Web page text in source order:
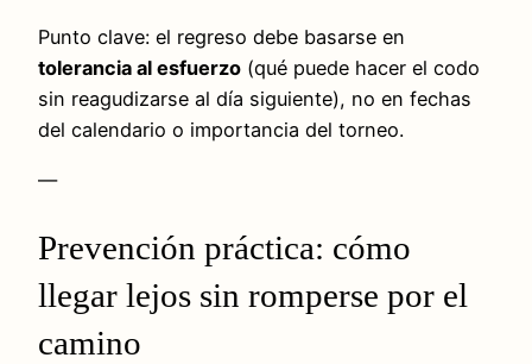
Punto clave: el regreso debe basarse en
tolerancia al esfuerzo (qué puede hacer el codo
sin reagudizarse al día siguiente), no en fechas
del calendario o importancia del torneo.
—
Prevención práctica: cómo
llegar lejos sin romperse por el
camino